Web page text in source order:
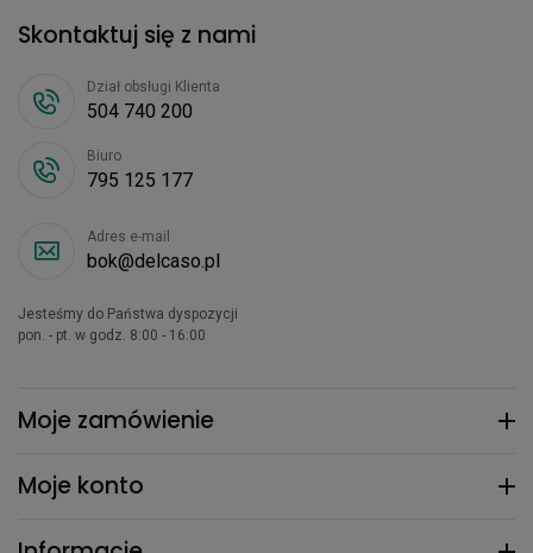
Moje zamówienie
Moje konto
Skontaktuj się z nami
Dział obsługi Klienta
504 740 200
Biuro
795 125 177
Adres e-mail
bok@delcaso.pl
Jesteśmy do Państwa dyspozycji
pon. - pt. w godz. 8:00 - 16:00